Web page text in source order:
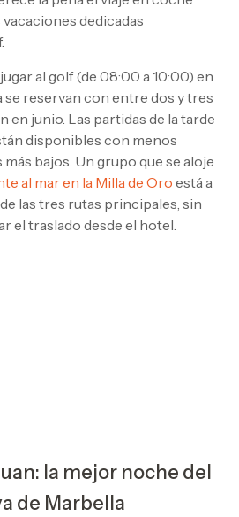
dedicadas
al golf (de 08:00 a 10:00) en
se reservan con entre dos y tres
en junio. Las partidas de la tarde
disponibles con menos
bajos. Un grupo que se aloje
al mar en la Milla de Oro está a
las tres rutas principales, sin
el traslado desde el hotel.
la mejor noche del
de Marbella